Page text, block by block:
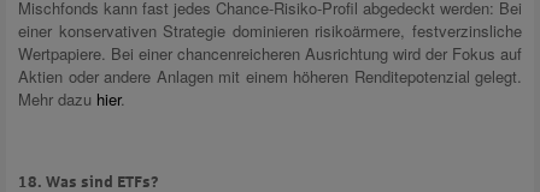
Mischfonds kann fast jedes Chance-Risiko-Profil abgedeckt werden: Bei
einer konservativen Strategie dominieren risikoärmere, festverzinsliche
Wertpapiere. Bei einer chancenreicheren Ausrichtung wird der Fokus auf
Aktien oder andere Anlagen mit einem höheren Renditepotenzial gelegt.
Mehr dazu hier.
18. Was sind ETFs?